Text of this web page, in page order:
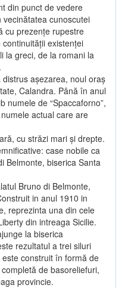
din punct de vedere
cunoscutei
cu prezenţe rupestre
existenţei
la greci, de la romani la
aşezarea, noul oraş
Calandra. Până în anul
numele de “Spaccaforno”,
actual care are
cu străzi mari şi drepte.
case nobile ca
Belmonte, biserica Santa
Bruno di Belmonte,
in anul 1910 in
reprezinta una din cele
din intreaga Sicilie.
la biserica
rezultatul a trei siluri
construit în formă de
de basoreliefuri,
provincie.